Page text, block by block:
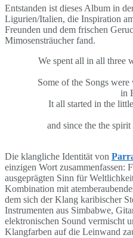
Entstanden ist dieses Album in
Ligurien/Italien, die Inspiration
Freunden und dem frischen
Mimosensträucher fand.
We spent all in all three
Some of the Songs
in
It all started in the
and since the the
Die klangliche Identität von
einzigen Wort zusammenfassen:
ausgeprägten Sinn für
Kombination mit
dem sich der Klang karibischer
Instrumenten aus Simbabwe,
elektronischen Sound vermischt
Klangfarben auf die Leinwand